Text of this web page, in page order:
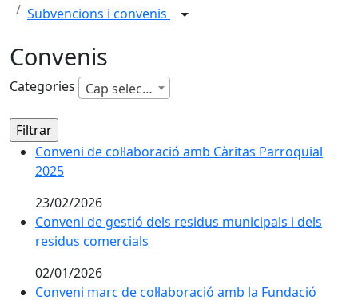
Subvencions i convenis
Convenis
Categories Cap selecció
Conveni de col·laboració amb Càritas Parroquial
2025
23/02/2026
Conveni de gestió dels residus municipals i dels
residus comercials
02/01/2026
Conveni marc de col·laboració amb la Fundació